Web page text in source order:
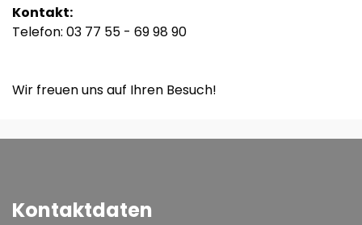
Kontakt:
Telefon: 03 77 55 - 69 98 90
Wir freuen uns auf Ihren Besuch!
Kontaktdaten